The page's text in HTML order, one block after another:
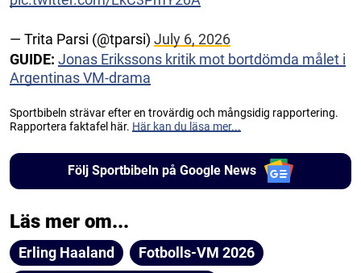
— Trita Parsi (@tparsi) July 6, 2026
GUIDE: Jonas Erikssons kritik mot bortdömda målet i
Argentinas VM-drama
Sportbibeln strävar efter en trovärdig och mångsidig rapportering.
Rapportera faktafel här. Här kan du läsa mer...
Följ Sportbibeln på Google News
Läs mer om...
Erling Haaland
Fotbolls-VM 2026